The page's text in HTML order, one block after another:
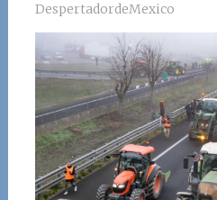
DespertadordeMexico